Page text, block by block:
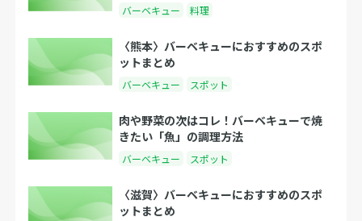
バーベキュー 料理
〈熊本〉バーベキューにおすすめのスポ
ットまとめ
バーベキュー スポット
肉や野菜の次はコレ！バーベキューで焼
きたい「魚」の調理方法
バーベキュー スポット
〈滋賀〉バーベキューにおすすめのスポ
ットまとめ